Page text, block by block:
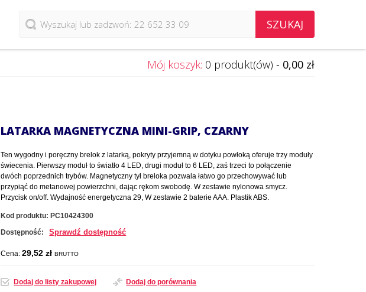
SZUKAJ
Mój koszyk: 0 produkt(ów) - 0,00 zł
LATARKA MAGNETYCZNA MINI-GRIP, CZARNY
Ten wygodny i poręczny brelok z latarką, pokryty przyjemną w dotyku powłoką oferuje trzy moduły
świecenia. Pierwszy moduł to światło 4 LED, drugi moduł to 6 LED, zaś trzeci to połączenie
dwóch poprzednich trybów. Magnetyczny tył breloka pozwala łatwo go przechowywać lub
przypiąć do metanowej powierzchni, dając rękom swobodę. W zestawie nylonowa smycz.
Przycisk on/off. Wydajność energetyczna 29, W zestawie 2 baterie AAA. Plastik ABS.
Kod produktu: PC10424300
Dostępność:
Sprawdź dostępność
Cena:29,52 złBRUTTO
Dodaj do listy zakupowej Dodaj do porównania